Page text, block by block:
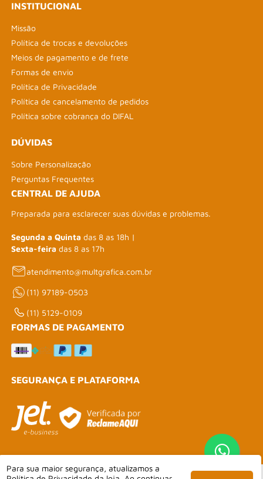
Para sua maior segurança, atualizamos a
INSTITUCIONAL
Missão
Política de trocas e devoluções
Meios de pagamento e de frete
Formas de envio
Política de Privacidade
Política de cancelamento de pedidos
Política sobre cobrança do DIFAL
DÚVIDAS
Sobre Personalização
Perguntas Frequentes
CENTRAL DE AJUDA
Preparada para esclarecer suas dúvidas e problemas.
Segunda a Quinta das 8 as 18h |
Sexta-feira das 8 as 17h
atendimento@multgrafica.com.br
(11) 97189-0503
(11) 5129-0109
FORMAS DE PAGAMENTO
SEGURANÇA E PLATAFORMA